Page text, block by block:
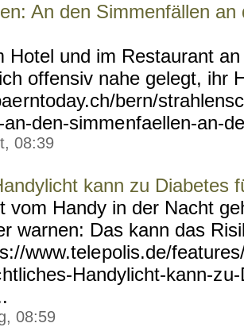
An den Simmenfällen
Hotel und im Restaurant
offensiv nahe gelegt, ihr
rntoday.ch/bern/strahlensc
den-simmenfaellen-an-
08:39
kann zu Diabetes
vom Handy in der Nacht
warnen: Das kann das
www.telepolis.de/
htliches-Handylicht-kann-z
08:59